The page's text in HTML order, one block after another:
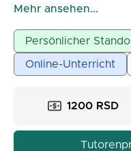
Ich bereite Schüler
Serbisch für
Der Unterricht findet
statt, auch live
Mehr ansehen...
Persönlicher
Online-Unterricht
1200 RSD